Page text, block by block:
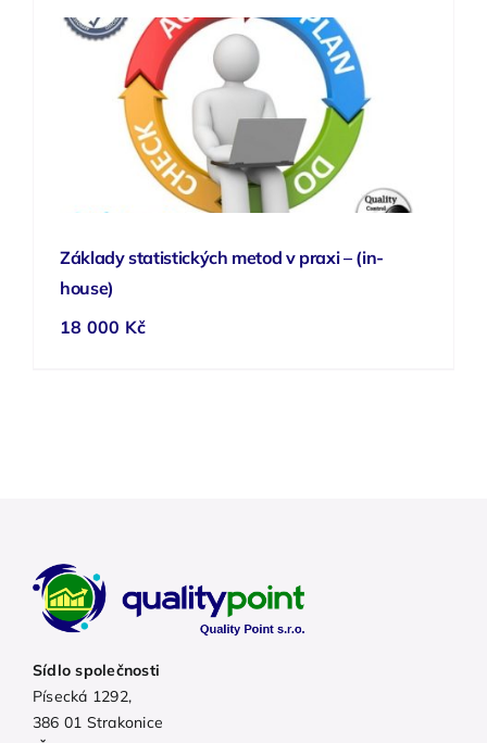
až
18
000 Kč
Základy statistických metod v praxi – (in-
house)
18 000 Kč
Sídlo společnosti
Písecká 1292,
386 01 Strakonice